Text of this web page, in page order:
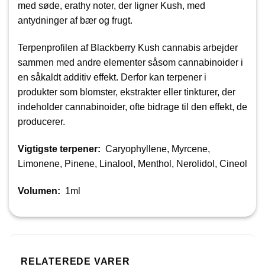
med søde, erathy noter, der ligner Kush, med
antydninger af bær og frugt.
Terpenprofilen af ​​Blackberry Kush cannabis arbejder
sammen med andre elementer såsom cannabinoider i
en såkaldt additiv effekt. Derfor kan terpener i
produkter som blomster, ekstrakter eller tinkturer, der
indeholder cannabinoider, ofte bidrage til den effekt, de
producerer.
Vigtigste terpener: Caryophyllene, Myrcene,
Limonene, Pinene, Linalool, Menthol, Nerolidol, Cineol
Volumen: 1ml
RELATEREDE VARER